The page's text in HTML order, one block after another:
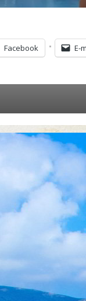
Facebook E-